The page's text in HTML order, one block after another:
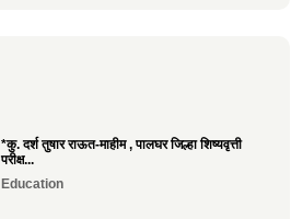
*कु. दर्श तुषार राऊत-माहीम , पालघर जिल्हा शिष्यवृत्ती
परीक्ष...
Education